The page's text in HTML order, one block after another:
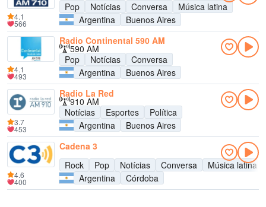
Pop
Notícias Conversa
Música latina
Argentina
Buenos Aires
4.1
566
Radio Continental 590 AM
590 AM
Pop
Notícias
Conversa
Argentina
Buenos Aires
4.1
493
Radio La Red
910 AM
Notícias
Esportes
Política
Argentina
Buenos Aires
3.7
453
Cadena 3
Rock
Pop Notícias Conversa
Música latina
Argentina
Córdoba
4.6
400